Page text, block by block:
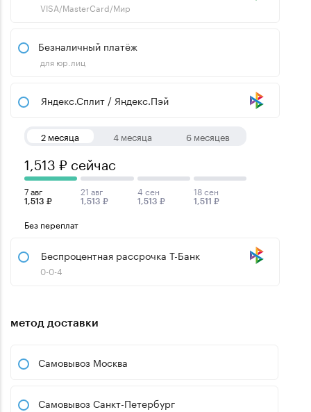
VISA/MasterCard/Мир
Безналичный платёж
для юр.лиц
Яндекс.Сплит / Яндекс.Пэй
2 месяца 4 месяца 6 месяцев
1,513 ₽ сейчас
7 авг
1,513 ₽
21 авг
1,513 ₽
4 сен
1,513 ₽
18 сен
1,511 ₽
Без переплат
Беспроцентная рассрочка Т-Банк
0-0-4
метод доставки
Самовывоз Москва
Самовывоз Санкт-Петербург